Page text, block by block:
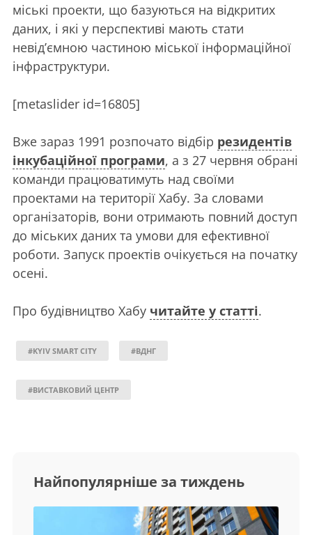
міські проекти, що базуються на відкритих
даних, і які у перспективі мають стати
невід’ємною частиною міської інформаційної
інфраструктури.
[metaslider id=16805]
Вже зараз 1991 розпочато відбір резидентів
інкубаційної програми, а з 27 червня обрані
команди працюватимуть над своїми
проектами на території Хабу. За словами
організаторів, вони отримають повний доступ
до міських даних та умови для ефективної
роботи. Запуск проектів очікується на початку
осені.
Про будівництво Хабу читайте у статті.
#KYIV SMART CITY #ВДНГ
#ВИСТАВКОВИЙ ЦЕНТР
Найпопулярніше за тиждень